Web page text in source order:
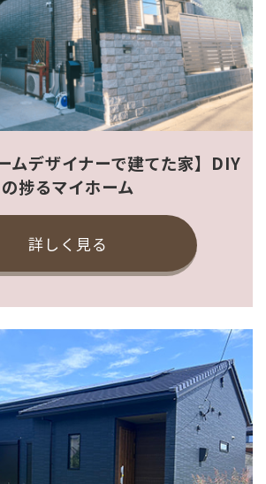
ムデザイナーで建てた家】DIY
の捗るマイホーム
詳しく見る